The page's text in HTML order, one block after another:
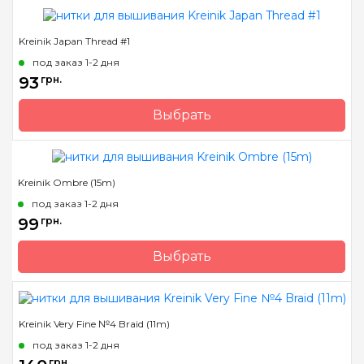
Страна-производитель
США
Метраж
Состав
Kreinik Japan Thread #1
под заказ 1-2 дня
93 грн.
Выбрать
Бренд
Kreinik
Страна-производитель
США
Состав
Kreinik Ombre (15m)
под заказ 1-2 дня
99 грн.
Выбрать
Бренд
Kreinik
Страна-производитель
США
Метраж
Состав
Kreinik Very Fine №4 Braid (11m)
под заказ 1-2 дня